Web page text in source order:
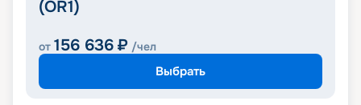
(OR1)
от 156 636 ₽ /чел
Выбрать